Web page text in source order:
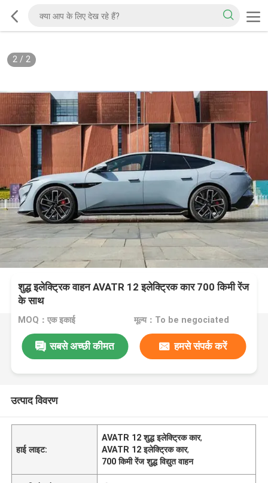
2/ 2
शुद्ध इलेक्ट्रिक वाहन AVATR 12 इलेक्ट्रिक कार 700 किमी रेंज
के साथ
MOQ：एक इकाई मूल्य：To be negociated
सबसे अच्छी कीमत हमसे संपर्क करें
उत्पाद विवरण
हाई लाइट:
AVATR 12 शुद्ध इलेक्ट्रिक कार,
AVATR 12 इलेक्ट्रिक कार,
700 किमी रेंज शुद्ध विद्युत वाहन